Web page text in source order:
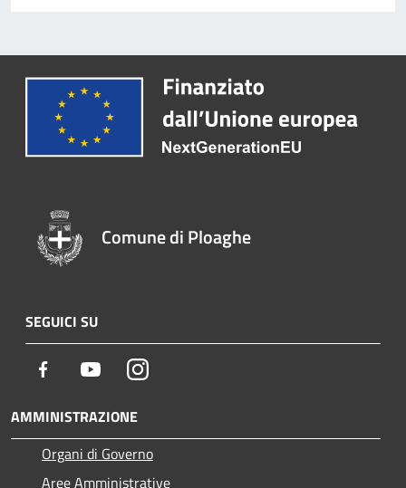
Comune di Ploaghe
SEGUICI SU
Facebook YoutubeInstagram
AMMINISTRAZIONE
Organi di Governo
Aree Amministrative